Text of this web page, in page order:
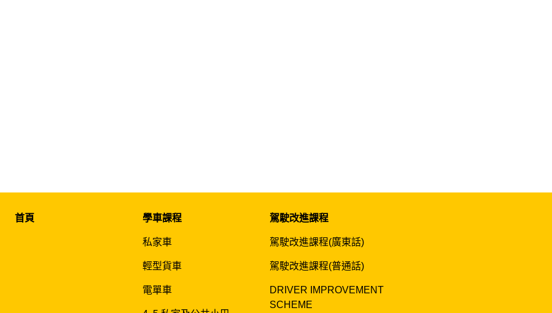
首頁 學車課程
私家車
輕型貨車
電單車
駕駛改進課程
駕駛改進課程(廣東話)
駕駛改進課程(普通話)
DRIVER IMPROVEMENT
SCHEME